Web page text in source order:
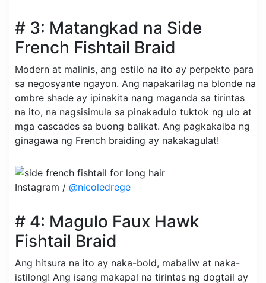
# 3: Matangkad na Side
French Fishtail Braid
Modern at malinis, ang estilo na ito ay perpekto para
sa negosyante ngayon. Ang napakarilag na blonde na
ombre shade ay ipinakita nang maganda sa tirintas
na ito, na nagsisimula sa pinakadulo tuktok ng ulo at
mga cascades sa buong balikat. Ang pagkakaiba ng
ginagawa ng French braiding ay nakakagulat!
Instagram / @nicoledrege
# 4: Magulo Faux Hawk
Fishtail Braid
Ang hitsura na ito ay naka-bold, mabaliw at naka-
istilong! Ang isang makapal na tirintas ng dogtail ay